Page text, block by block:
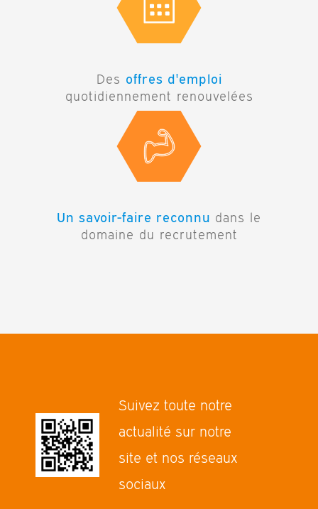
Des offres d'emploi
quotidiennement renouvelées
Un savoir-faire reconnu dans le
domaine du recrutement
Suivez toute notre
actualité sur notre
site et nos réseaux
sociaux